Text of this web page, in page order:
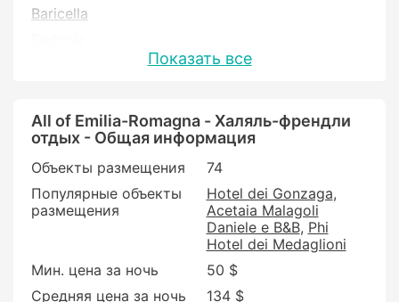
Baricella
Calestano
Castel Guelfo di Bologna
Castelfranco Emilia
Castell'Arquato
Castello d'Argile
Cavriago
Concordia sulla Secchia
Показать все
All of Emilia-Romagna - Халяль-френдли
отдых - Общая информация
Объекты размещения
74
Популярные объекты
размещения
Hotel dei Gonzaga
Acetaia Malagoli
Daniele e B&B Phi
Hotel dei Medaglioni
Мин. цена за ночь
50 $
Средняя цена за ночь
134 $